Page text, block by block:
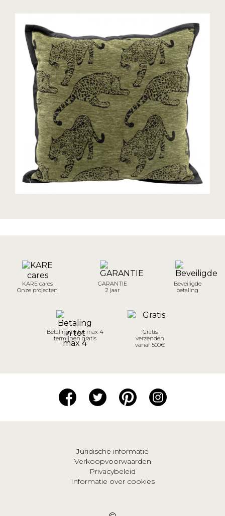
KARE cares
Onze projecten
GARANTIE
2 jaar
Beveiligde
betaling
Betaling in tot max 4
termijnen gratis
Gratis
verzenden
vanaf 500€
Juridische informatie
Verkoopvoorwaarden
Privacybeleid
Informatie over cookies